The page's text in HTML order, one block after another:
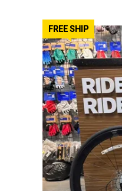
FREE SHIP